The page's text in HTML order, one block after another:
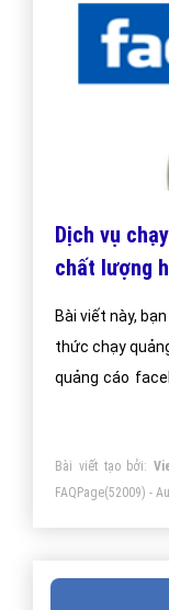
Dịch vụ
chất lượng
Bài viết này,
thức chạy
quảng cáo
Bài viết tạo bởi:
FAQPage(52009) -